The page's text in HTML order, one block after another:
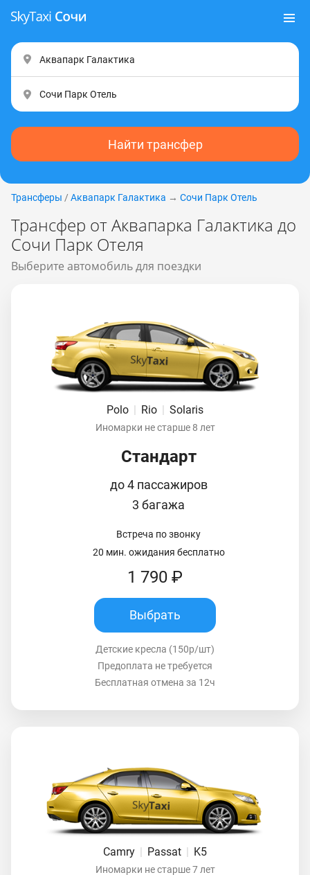
Найти трансфер
Трансферы / Аквапарк Галактика → Сочи Парк Отель
Трансфер от Аквапарка Галактика до
Сочи Парк Отеля
Выберите автомобиль для поездки
Polo | Rio | Solaris
Иномарки не старше 8 лет
Стандарт
до 4 пассажиров
3 багажа
Встреча по звонку
20 мин. ожидания бесплатно
1 790 ₽
Выбрать
Детские кресла (150р/шт)
Предоплата не требуется
Бесплатная отмена за 12ч
Camry Passat K5
Иномарки не старше 7 лет